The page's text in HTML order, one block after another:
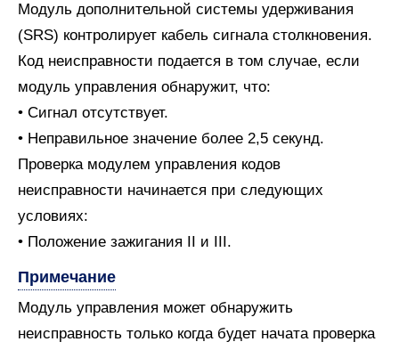
Модуль дополнительной системы удерживания
(SRS) контролирует кабель сигнала столкновения.
Код неисправности подается в том случае, если
модуль управления обнаружит, что:
• Сигнал отсутствует.
• Неправильное значение более 2,5 секунд.
Проверка модулем управления кодов
неисправности начинается при следующих
условиях:
• Положение зажигания II и III.
Примечание
Модуль управления может обнаружить
неисправность только когда будет начата проверка